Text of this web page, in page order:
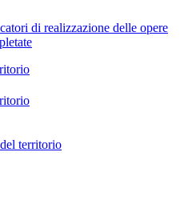
di realizzazione delle opere
territorio